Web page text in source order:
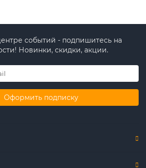
событий - подпишитесь на
Новинки, скидки, акции.
Оформить подписку